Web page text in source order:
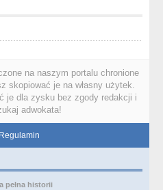
na naszym portalu chronione
skopiować je na własny użytek.
je dla zysku bez zgody redakcji i
adwokata!
Regulamin
pełna historii